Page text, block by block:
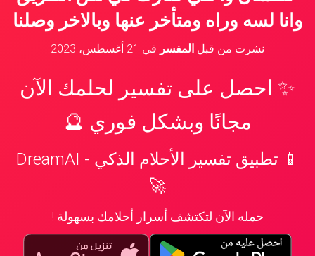
وانا لسه وراه ومتأخر عنها وبالاخر وصلنا
نشرت من قبل المفسر في 21 أغسطس، 2023
✨ احصل على تفسير لحلمك الآن
مجانًا وبشكل فوري 🔮
📱 تطبيق تفسير الأحلام الذكي - DreamAI
🚀
حمله الآن لتكتشف أسرار أحلامك بسهولة !